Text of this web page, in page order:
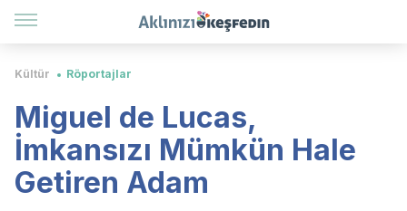
Kültür Röportajlar
Miguel de Lucas,
İmkansızı Mümkün Hale
Getiren Adam